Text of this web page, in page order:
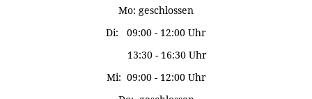
Mo: geschlossen
Di: 09:00 - 12:00 Uhr
13:30 - 16:30 Uhr
Mi: 09:00 - 12:00 Uhr